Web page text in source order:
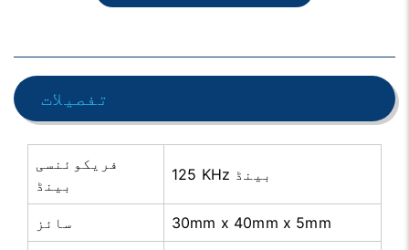
تفصیلات
فریکوئنسی
بینڈ
125 KHz بینڈ
سائز 30mm x 40mm x 5mm